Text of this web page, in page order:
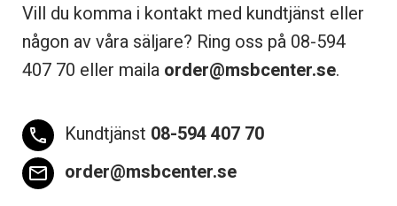
Vill du komma i kontakt med kundtjänst eller
någon av våra säljare? Ring oss på 08-594
407 70 eller maila order@msbcenter.se.
phone Kundtjänst 08-594 407 70
email order@msbcenter.se